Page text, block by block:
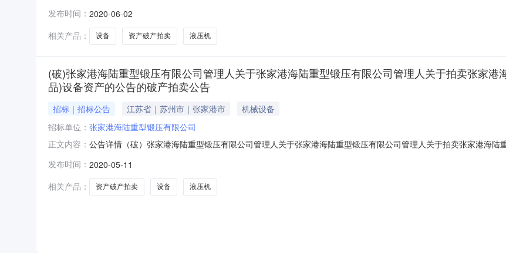
称“管理人”）将于2020年06月09日10：00至2020年06月10日10：00止（延时除外）在阿里巴巴司法拍卖网络平
重型锻压有限公司名下
发布时间： 2020-06-02
相关产品：
设备 资产破产拍卖 液压机
(破)张家港海陆重型锻压有限公司管理人关于张家港海陆重型锻压有限公司管理人关于拍卖张家
品)设备资产的公告的破产拍卖公告
招标｜招标公告 江苏省｜苏州市｜张家港市
机械设备
招标单位： 张家港海陆重型锻压有限公司
正文内容： 公告详情（破）张家港海陆重型锻压有限公司管理人关于张家港海陆重型锻压有限公司管理人关于拍卖张家港海
人”）将于2020年05月25日10：00至2020年05月26日10：00止（延时除外）在阿里巴巴司法拍卖网络平台上进行
有限公司名下2000
发布时间： 2020-05-11
相关产品：
资产破产拍卖 设备 液压机